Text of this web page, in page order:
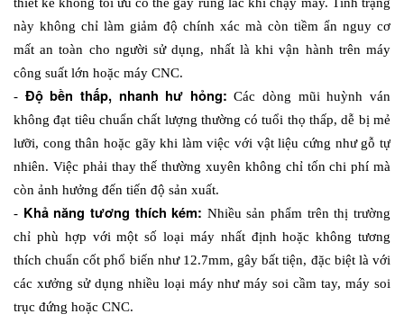
này không chỉ làm giảm độ chính xác mà còn tiềm ẩn nguy cơ
mất an toàn cho người sử dụng, nhất là khi vận hành trên máy
công suất lớn hoặc máy CNC.
- Độ bền thấp, nhanh hư hỏng: Các dòng mũi huỳnh ván
không đạt tiêu chuẩn chất lượng thường có tuổi thọ thấp, dễ bị mẻ
lưỡi, cong thân hoặc gãy khi làm việc với vật liệu cứng như gỗ tự
nhiên. Việc phải thay thế thường xuyên không chỉ tốn chi phí mà
còn ảnh hưởng đến tiến độ sản xuất.
- Khả năng tương thích kém: Nhiều sản phẩm trên thị trường
chỉ phù hợp với một số loại máy nhất định hoặc không tương
thích chuẩn cốt phổ biến như 12.7mm, gây bất tiện, đặc biệt là với
các xưởng sử dụng nhiều loại máy như máy soi cầm tay, máy soi
trục đứng hoặc CNC.